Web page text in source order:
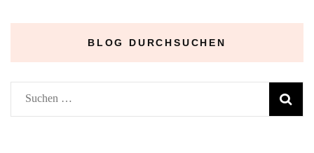
BLOG DURCHSUCHEN
Suchen
nach: